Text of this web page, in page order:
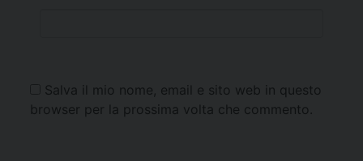
Salva il mio nome, email e sito web in questo
browser per la prossima volta che commento.